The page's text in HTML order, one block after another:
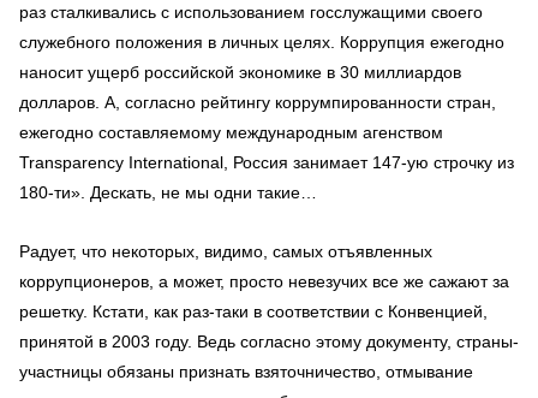
раз сталкивались с использованием госслужащими своего
служебного положения в личных целях. Коррупция ежегодно
наносит ущерб российской экономике в 30 миллиардов
долларов. А, согласно рейтингу коррумпированности стран,
ежегодно составляемому международным агенством
Transparency International, Россия занимает 147-ую строчку из
180-ти». Дескать, не мы одни такие…
Радует, что некоторых, видимо, самых отъявленных
коррупционеров, а может, просто невезучих все же сажают за
решетку. Кстати, как раз-таки в соответствии с Конвенцией,
принятой в 2003 году. Ведь согласно этому документу, страны-
участницы обязаны признать взяточничество, отмывание